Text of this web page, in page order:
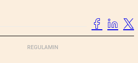
REGULAMIN